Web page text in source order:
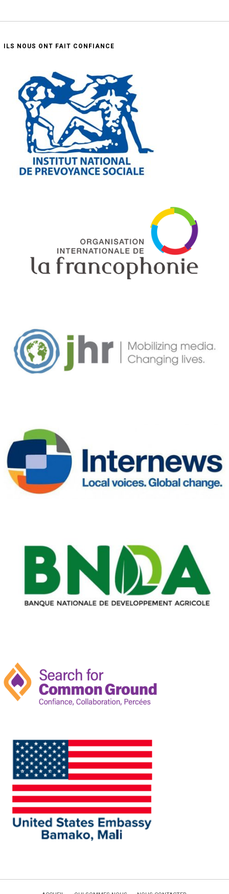
ILS NOUS ONT FAIT CONFIANCE